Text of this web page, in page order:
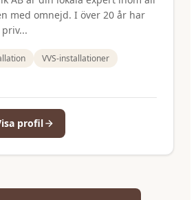
med omnejd. I över 20 år har
VVS-installationer
profil